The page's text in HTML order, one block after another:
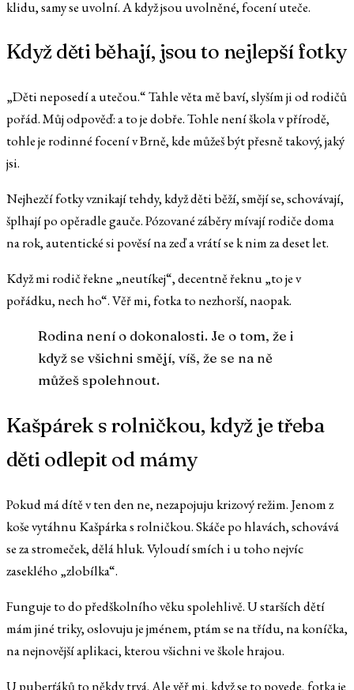
klidu, samy se uvolní. A když jsou uvolněné, focení uteče.
Když děti běhají, jsou to nejlepší fotky
„Děti neposedí a utečou.“ Tahle věta mě baví, slyším ji od rodičů
pořád. Můj odpověď: a to je dobře. Tohle není škola v přírodě,
tohle je rodinné focení v Brně, kde můžeš být přesně takový, jaký
jsi.
Nejhezčí fotky vznikají tehdy, když děti běží, smějí se, schovávají,
šplhají po opěradle gauče. Pózované záběry mívají rodiče doma
na rok, autentické si pověsí na zeď a vrátí se k nim za deset let.
Když mi rodič řekne „neutíkej“, decentně řeknu „to je v
pořádku, nech ho“. Věř mi, fotka to nezhorší, naopak.
Rodina není o dokonalosti. Je o tom, že i
když se všichni smějí, víš, že se na ně
můžeš spolehnout.
Kašpárek s rolničkou, když je třeba
děti odlepit od mámy
Pokud má dítě v ten den ne, nezapojuju krizový režim. Jenom z
koše vytáhnu Kašpárka s rolničkou. Skáče po hlavách, schovává
se za stromeček, dělá hluk. Vyloudí smích i u toho nejvíc
zaseklého „zlobílka“.
Funguje to do předškolního věku spolehlivě. U starších dětí
mám jiné triky, oslovuju je jménem, ptám se na třídu, na koníčka,
na nejnovější aplikaci, kterou všichni ve škole hrajou.
U puberťáků to někdy trvá. Ale věř mi, když se to povede, fotka je